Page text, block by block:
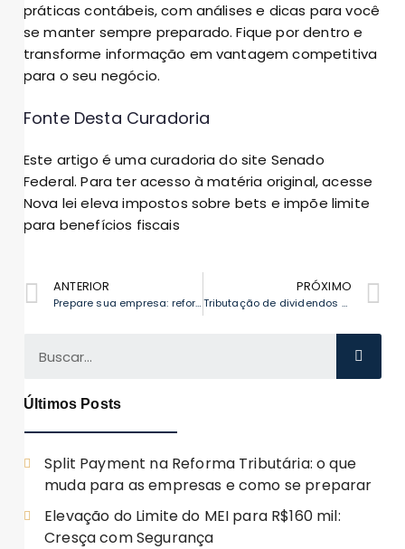
práticas contábeis, com análises e dicas para você
se manter sempre preparado. Fique por dentro e
transforme informação em vantagem competitiva
para o seu negócio.
Fonte Desta Curadoria
Este artigo é uma curadoria do site Senado
Federal. Para ter acesso à matéria original, acesse
Nova lei eleva impostos sobre bets e impõe limite
para benefícios fiscais
ANTERIOR
Prepare sua empresa: reforma tributária 2026 inicia em janeiro
PRÓXIMO
Tributação de dividendos de 10%: evite bitributação e litígios
Últimos Posts
Split Payment na Reforma Tributária: o que
muda para as empresas e como se preparar
Elevação do Limite do MEI para R$160 mil:
Cresça com Segurança